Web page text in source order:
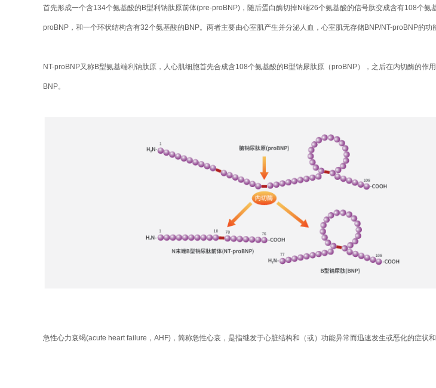
首先形成一个含134个氨基酸的B型利钠肽原前体(pre-proBNP)，随后蛋白酶切掉N端26个氨基酸的信号肽变成含有108个
proBNP，和一个环状结构含有32个氨基酸的BNP。两者主要由心室肌产生并分泌人血，心室肌无存储BNP/NT-proBNP的功
NT-proBNP又称B型氨基端利钠肽原，人心肌细胞首先合成含108个氨基酸的B型钠尿肽原（proBNP），之后在内切酶的
BNP。
急性心力衰竭(acute heart failure，AHF)，简称急性心衰，是指继发于心脏结构和（或）功能异常而迅速发生或恶化的症状